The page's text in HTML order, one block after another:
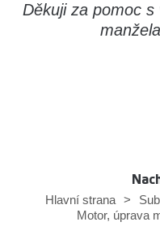
Děkuji za pomoc
Hlavní strana >
Motor, úprava